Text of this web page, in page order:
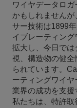
ワイヤデータロ
かもしれません
サー技術は1899
イブレーティン
拡大し、今日で
視、構造物の健
られています。
ーティングワイ
業界の成功を支
私たちは、特許